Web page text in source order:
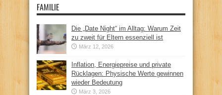
FAMILIE
Die „Date Night“ im Alltag: Warum Zeit
zu zweit für Eltern essenziell ist
März 12, 2026
Inflation, Energiepreise und private
Rücklagen: Physische Werte gewinnen
wieder Bedeutung
März 3, 2026